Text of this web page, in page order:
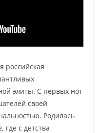
российская
элиты. С первых нот
своей
Родилась
где с детства